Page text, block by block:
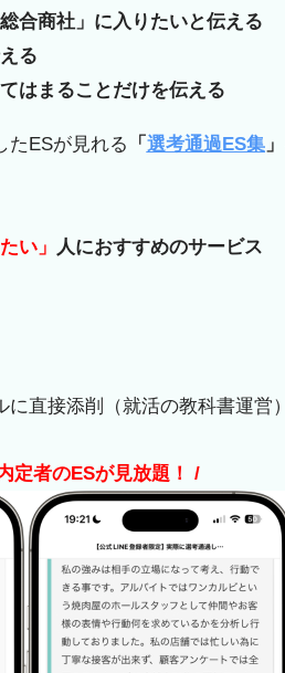
合商社」に入りたいと伝える
る
はまることだけを伝える
たESが見れる 「 選考通過ES集」
い」 人におすすめのサービス
直接添削（就活の教科書運営）
定者のESが見放題！ /